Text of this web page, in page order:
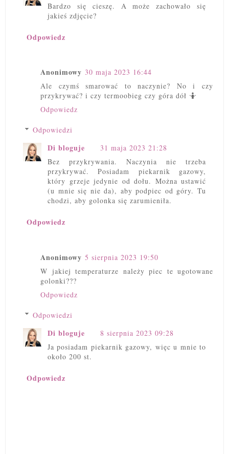
Bardzo się cieszę. A może zachowało się
jakieś zdjęcie?
Odpowiedz
Anonimowy 30 maja 2023 16:44
Ale czymś smarować to naczynie? No i czy
przykrywać? i czy termoobieg czy góra dół 🤷
Odpowiedz
Odpowiedzi
Di bloguje
31 maja 2023 21:28
Bez przykrywania. Naczynia nie trzeba
przykrywać. Posiadam piekarnik gazowy,
który grzeje jedynie od dołu. Można ustawić
(u mnie się nie da), aby podpiec od góry. Tu
chodzi, aby golonka się zarumieniła.
Odpowiedz
Anonimowy 5 sierpnia 2023 19:50
W jakiej temperaturze należy piec te ugotowane
golonki???
Odpowiedz
Odpowiedzi
Di bloguje
8 sierpnia 2023 09:28
Ja posiadam piekarnik gazowy, więc u mnie to
około 200 st.
Odpowiedz